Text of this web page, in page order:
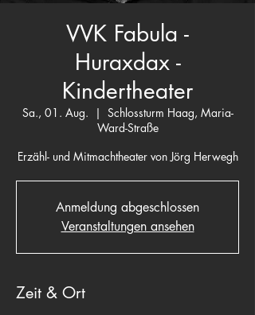
VVK Fabula -
Huraxdax -
Kindertheater
Sa., 01. Aug.
  |
Schlossturm Haag, Maria-
Ward-Straße
Erzähl- und Mitmachtheater von Jörg Herwegh
Anmeldung abgeschlossen
Veranstaltungen ansehen
Zeit & Ort